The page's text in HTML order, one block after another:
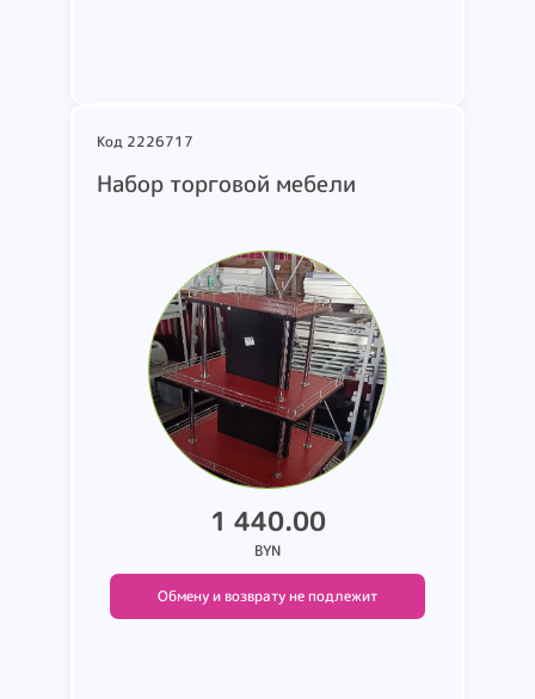
Код 2226717
Набор торговой мебели
1 440.00
BYN
Обмену и возврату не подлежит